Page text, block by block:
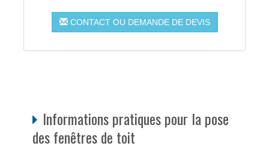
CONTACT OU DEMANDE DE DEVIS
Informations pratiques pour la pose
des fenêtres de toit